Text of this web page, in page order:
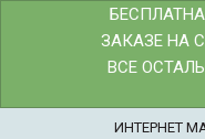
ЗАКАЗЕ НА
ВСЕ
ИНТЕРНЕТ